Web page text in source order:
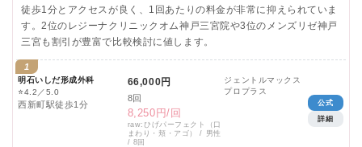
徒歩1分とアクセスが良く、1回あたりの料金が非常に抑えられていま
す。2位のレジーナクリニックオム神戸三宮院や3位のメンズリゼ神戸
三宮も割引が豊富で比較検討に値します。
1
明石いしだ形成外科
⭐4.2／5.0
西新町駅徒歩1分
66,000円
8回
8,250円/回
raw:ひげパーフェクト（口
まわり・頬・アゴ） / 男性
/ 8回
ジェントルマックス
プロプラス
公式
詳細